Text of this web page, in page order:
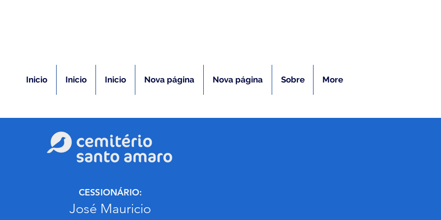
Inicio Inicio Inicio Nova página Nova página Sobre More
CESSIONÁRIO:
José Mauricio